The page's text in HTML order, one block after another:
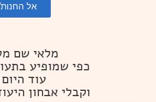
אל החנות
מלאי שם
כפי שמופיע
עוד היום
וקבלי אבחון